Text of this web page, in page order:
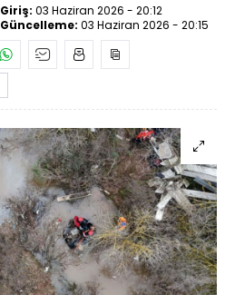
Giriş: 03 Haziran 2026 - 20:12
Güncelleme: 03 Haziran 2026 - 20:15